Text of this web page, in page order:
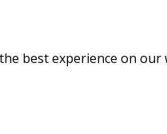
best experience on